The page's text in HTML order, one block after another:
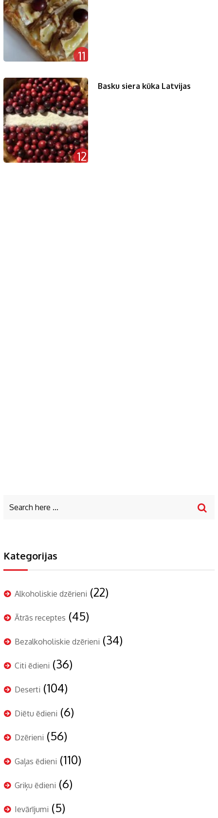
11
12
Basku siera kūka Latvijas
Kategorijas
Alkoholiskie dzērieni (22)
Ātrās receptes (45)
Bezalkoholiskie dzērieni (34)
Citi ēdieni (36)
Deserti (104)
Diētu ēdieni (6)
Dzērieni (56)
Gaļas ēdieni (110)
Griķu ēdieni (6)
Ievārījumi (5)